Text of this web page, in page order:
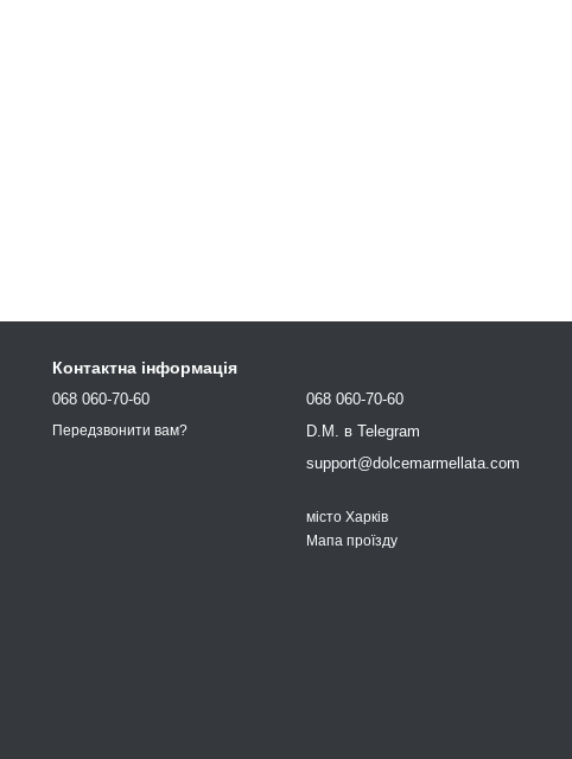
Контактна інформація
068 060-70-60
Передзвонити вам?
068 060-70-60
D.M. в Telegram
support@dolcemarmellata.com
місто Харків
Мапа проїзду